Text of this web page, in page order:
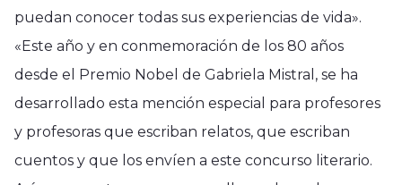
puedan conocer todas sus experiencias de vida».
«Este año y en conmemoración de los 80 años
desde el Premio Nobel de Gabriela Mistral, se ha
desarrollado esta mención especial para profesores
y profesoras que escriban relatos, que escriban
cuentos y que los envíen a este concurso literario.